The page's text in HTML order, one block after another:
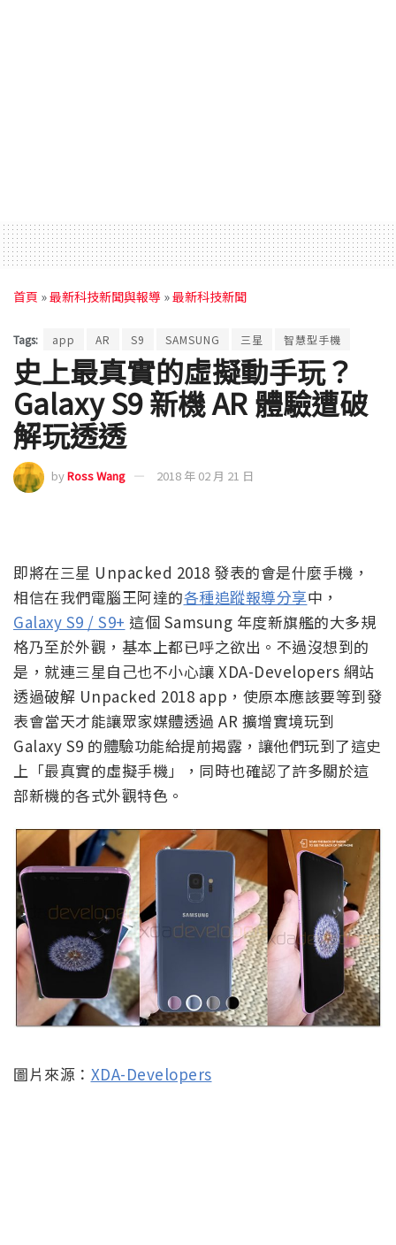
首頁 »最新科技新聞與報導 »最新科技新聞
Tags: app AR S9 SAMSUNG 三星 智慧型手機
史上最真實的虛擬動手玩？
Galaxy S9 新機 AR 體驗遭破
解玩透透
byRoss Wang 2018 年 02 月 21 日
即將在三星 Unpacked 2018 發表的會是什麼手機，
相信在我們電腦王阿達的各種追蹤報導分享中，
Galaxy S9 / S9+ 這個 Samsung 年度新旗艦的大多規
格乃至於外觀，基本上都已呼之欲出。不過沒想到的
是，就連三星自己也不小心讓 XDA-Developers 網站
透過破解 Unpacked 2018 app，使原本應該要等到發
表會當天才能讓眾家媒體透過 AR 擴增實境玩到
Galaxy S9 的體驗功能給提前揭露，讓他們玩到了這史
上「最真實的虛擬手機」，同時也確認了許多關於這
部新機的各式外觀特色。
圖片來源： XDA-Developers